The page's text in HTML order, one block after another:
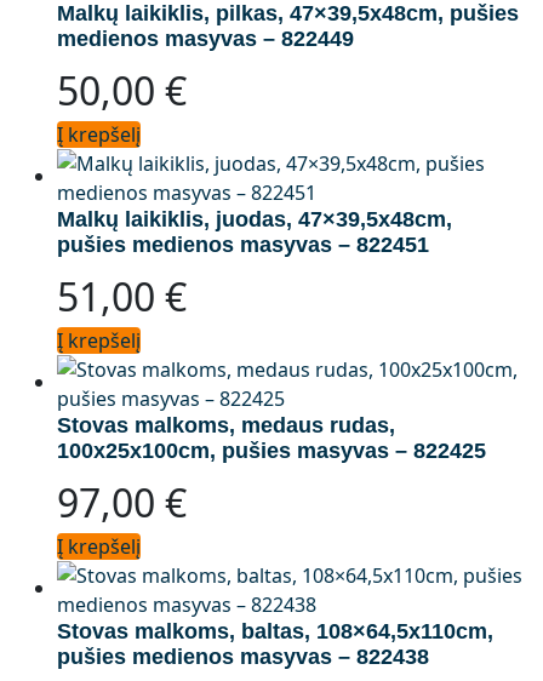
Malkų laikiklis, pilkas, 47×39,5x48cm, pušies
medienos masyvas – 822449
50,00 €
Į krepšelį
Malkų laikiklis, juodas, 47×39,5x48cm,
pušies medienos masyvas – 822451
51,00 €
Į krepšelį
Stovas malkoms, medaus rudas,
100x25x100cm, pušies masyvas – 822425
97,00 €
Į krepšelį
Stovas malkoms, baltas, 108×64,5x110cm,
pušies medienos masyvas – 822438